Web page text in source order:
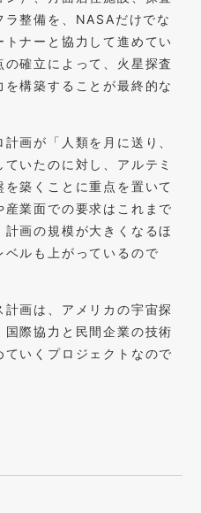
整備を、NASAだけでな
ナーと協力して進めてい
確立によって、火星探査
構築することが最終的な
画が「人類を月に送り、
いたのに対し、アルテミ
築くことに重点を置いて
業面での要求はこれまで
画の規模が大きくなるほ
ルも上がっているので
画は、アメリカの宇宙探
際協力と民間企業の技術
いくプロジェクトなので